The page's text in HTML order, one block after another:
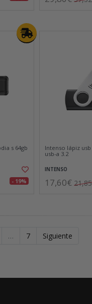
s 64gb
- 19%
Intenso lápiz
usb-a 3.2
INTENSO
17,60€
… 7 Siguiente